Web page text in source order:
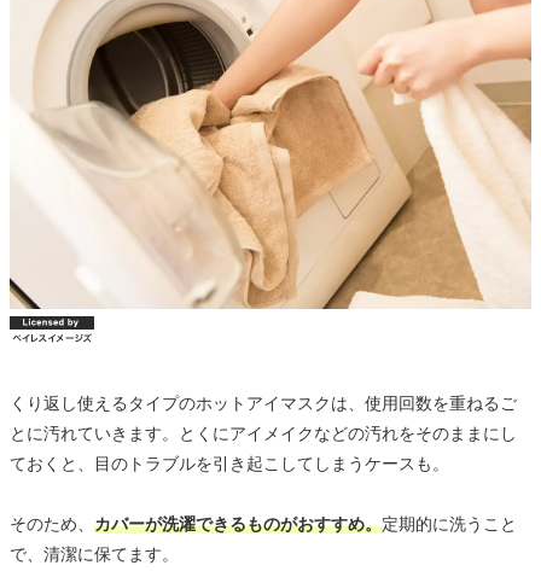
くり返し使えるタイプのホットアイマスクは、使用回数を重ねるご
とに汚れていきます。とくにアイメイクなどの汚れをそのままにし
ておくと、目のトラブルを引き起こしてしまうケースも。
そのため、 カバーが洗濯できるものがおすすめ。定期的に洗うこと
で、清潔に保てます。